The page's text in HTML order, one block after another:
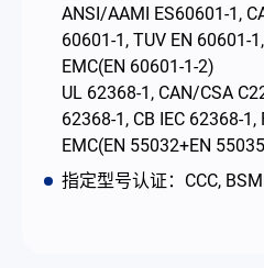
ANSI/AAMI ES60601-1,
60601-1, TUV EN 60601-
EMC(EN 60601-1-2)
UL 62368-1, CAN/CSA
62368-1, CB IEC 62368-1,
EMC(EN 55032+EN
指定型号认证：CCC,